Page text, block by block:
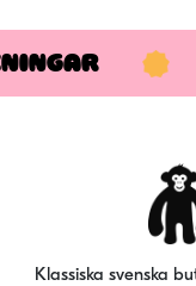
Klassiska svenska